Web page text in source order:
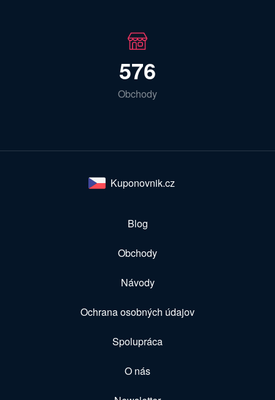
576
Obchody
Kuponovnik.cz
Blog
Obchody
Návody
Ochrana osobných údajov
Spolupráca
O nás